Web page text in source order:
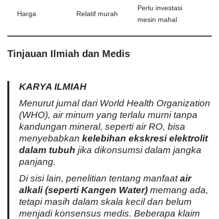
Harga Relatif murah
Perlu investasi
mesin mahal
Tinjauan Ilmiah dan Medis
KARYA ILMIAH
Menurut jurnal dari World Health Organization
(WHO), air minum yang terlalu murni tanpa
kandungan mineral, seperti air RO, bisa
menyebabkan kelebihan ekskresi elektrolit
dalam tubuh jika dikonsumsi dalam jangka
panjang.
Di sisi lain, penelitian tentang manfaatair
alkali (seperti Kangen Water) memang ada,
tetapi masih dalam skala kecil dan belum
menjadi konsensus medis. Beberapa klaim